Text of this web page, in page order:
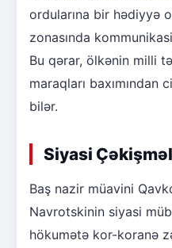
ordularına bir hədiyyə
zonasında
Bu qərar, ölkənin milli
maraqları
bilər.
Siyasi
Baş nazir müavini
Navrotskinin siyasi
hökumətə kor-koranə